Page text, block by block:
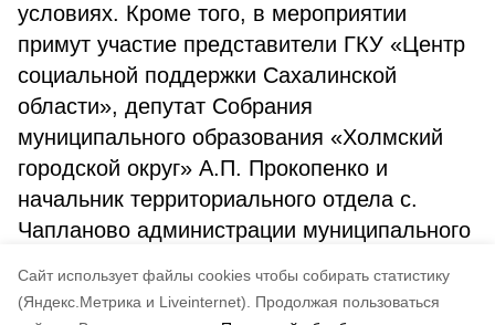
Cайт использует файлы cookies чтобы собирать статистику
(Яндекс.Метрика и Liveinternet).
Продолжая пользоваться
условиях. Кроме того, в мероприятии
примут участие представители ГКУ «Центр
социальной поддержки Сахалинской
области», депутат Собрания
муниципального образования «Холмский
городской округ» А.П. Прокопенко и
начальник территориального отдела с.
Чапланово администрации муниципального
Э.Н. Попенова.